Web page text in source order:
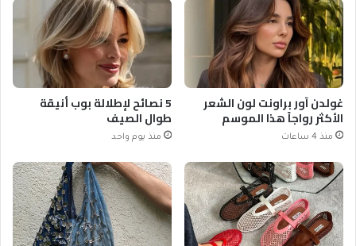
غولدن آور براونت لون الشعر
الأكثر رواجاً هذا الموسم
منذ 4 ساعات
5 نصائح لإطلالة بوب أنيقة
طوال الصيف
منذ يوم واحد